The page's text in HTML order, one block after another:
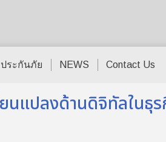
ประกันภัย NEWS Contact Us
นแปลงด้านดิจิทัลในธุ